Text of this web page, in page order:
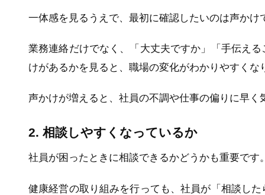
一体感を見るうえで、最初に確認したいのは声かけ
業務連絡だけでなく、「大丈夫ですか」「手伝え
けがあるかを見ると、職場の変化がわかりやすくな
声かけが増えると、社員の不調や仕事の偏りに早く
2. 相談しやすくなっているか
社員が困ったときに相談できるかどうかも重要です
健康経営の取り組みを行っても、社員が「相談し